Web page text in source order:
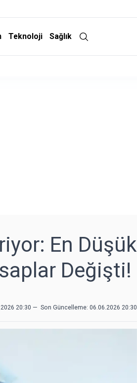
Teknoloji Sağlık
Kopardı
En Düşük
Değişti!
20:30 — Son Güncelleme: 06.06.2026 20:30